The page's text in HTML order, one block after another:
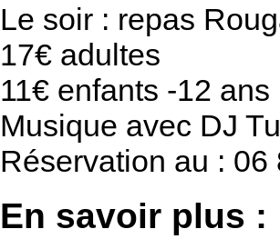
Le soir : repas
17€ adultes
11€ enfants -12 ans
Musique avec DJ
Réservation au : 06
En savoir plus :